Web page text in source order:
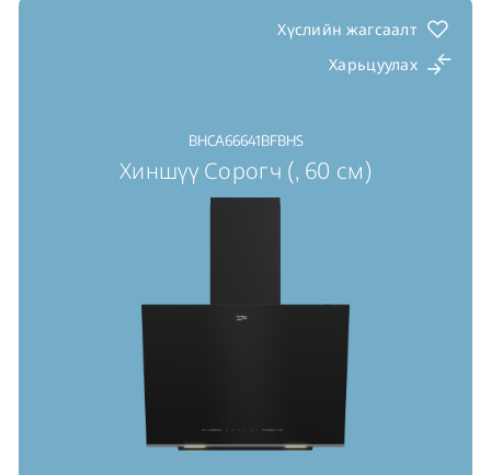
Хүслийн жагсаалт
Харьцуулах
BHCA66641BFBHS
Хиншүү Сорогч (, 60 см)